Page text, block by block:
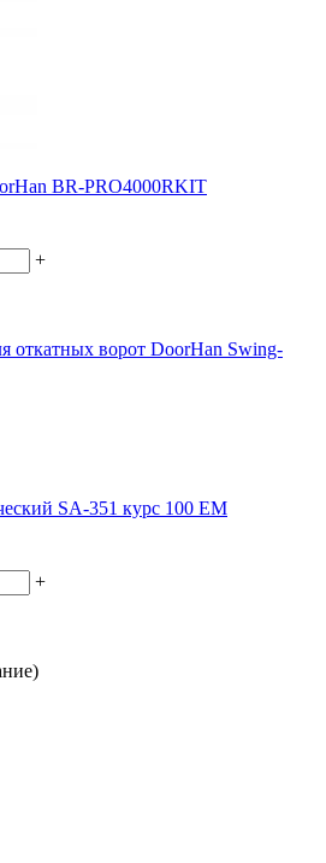
BR-PRO4000RKIT
+
откатных ворот DoorHan Swing-
SA-351 курс 100 EM
+